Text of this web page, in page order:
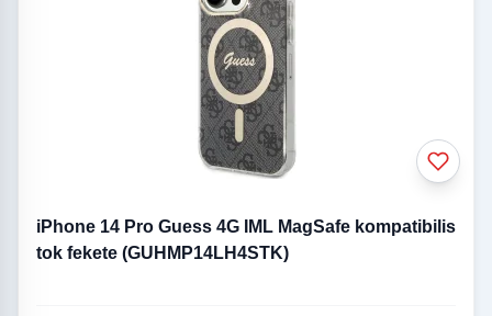
iPhone 14 Pro Guess 4G IML MagSafe kompatibilis
tok fekete (GUHMP14LH4STK)